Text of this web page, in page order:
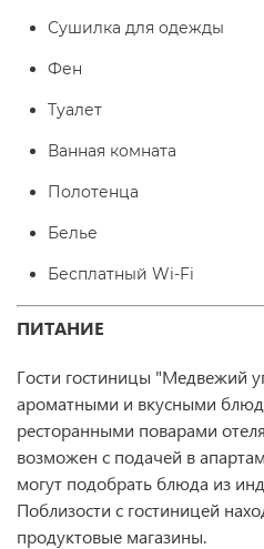
Сушилка для одежды
Фен
Туалет
Ванная комната
Полотенца
Белье
Бесплатный Wi-Fi
ПИТАНИЕ
Гости гостиницы "Медвежий
ароматными и вкусными
ресторанными поварами
возможен с подачей в
могут подобрать блюда из
Поблизости с гостиницей
продуктовые магазины.